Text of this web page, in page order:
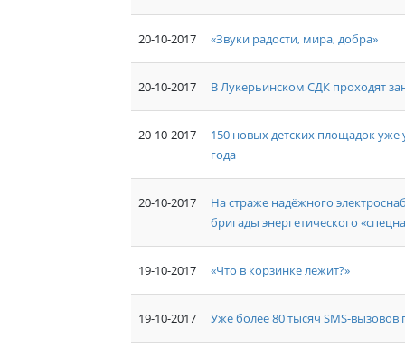
20-10-2017 «Звуки радости, мира, добра»
20-10-2017 В Лукерьинском СДК проходят
20-10-2017
150 новых детских площадок уже
года
20-10-2017
На страже надёжного
бригады энергетического
19-10-2017 «Что в корзинке лежит?»
19-10-2017 Уже более 80 тысяч SMS-вызовов